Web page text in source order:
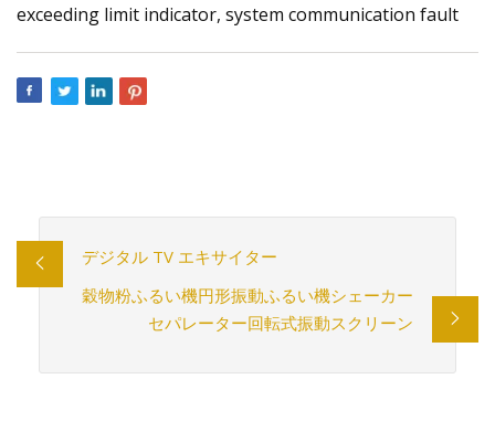
exceeding limit indicator, system communication fault
デジタル TV エキサイター
穀物粉ふるい機円形振動ふるい機シェーカー
セパレーター回転式振動スクリーン